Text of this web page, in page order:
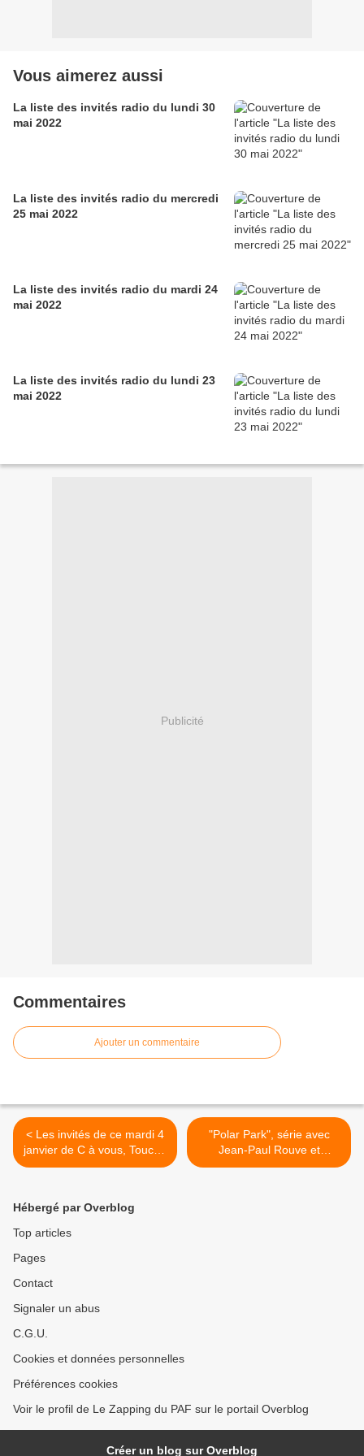
Vous aimerez aussi
La liste des invités radio du lundi 30
mai 2022
La liste des invités radio du mercredi
25 mai 2022
La liste des invités radio du mardi 24
mai 2022
La liste des invités radio du lundi 23
mai 2022
Publicité
Commentaires
Ajouter un commentaire
< Les invités de ce mardi 4
janvier de C à vous, Touche
pas à mon poste, Quotidien
"Polar Park", série avec
Jean-Paul Rouve et
Guillaume Gouix, en
Hébergé par Overblog
Top articles
Pages
Contact
Signaler un abus
C.G.U.
Cookies et données personnelles
Préférences cookies
Voir le profil de Le Zapping du PAF sur le portail Overblog
Créer un blog sur Overblog